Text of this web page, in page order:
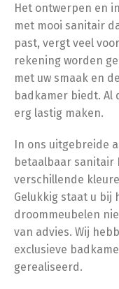
Het ontwerpen en
met mooi sanitair
past, vergt veel
rekening worden
met uw smaak en
badkamer biedt. Al
erg lastig maken.
In ons uitgebreide
betaalbaar sanitair
verschillende
Gelukkig staat u bij
droommeubelen
van advies. Wij
exclusieve
gerealiseerd.